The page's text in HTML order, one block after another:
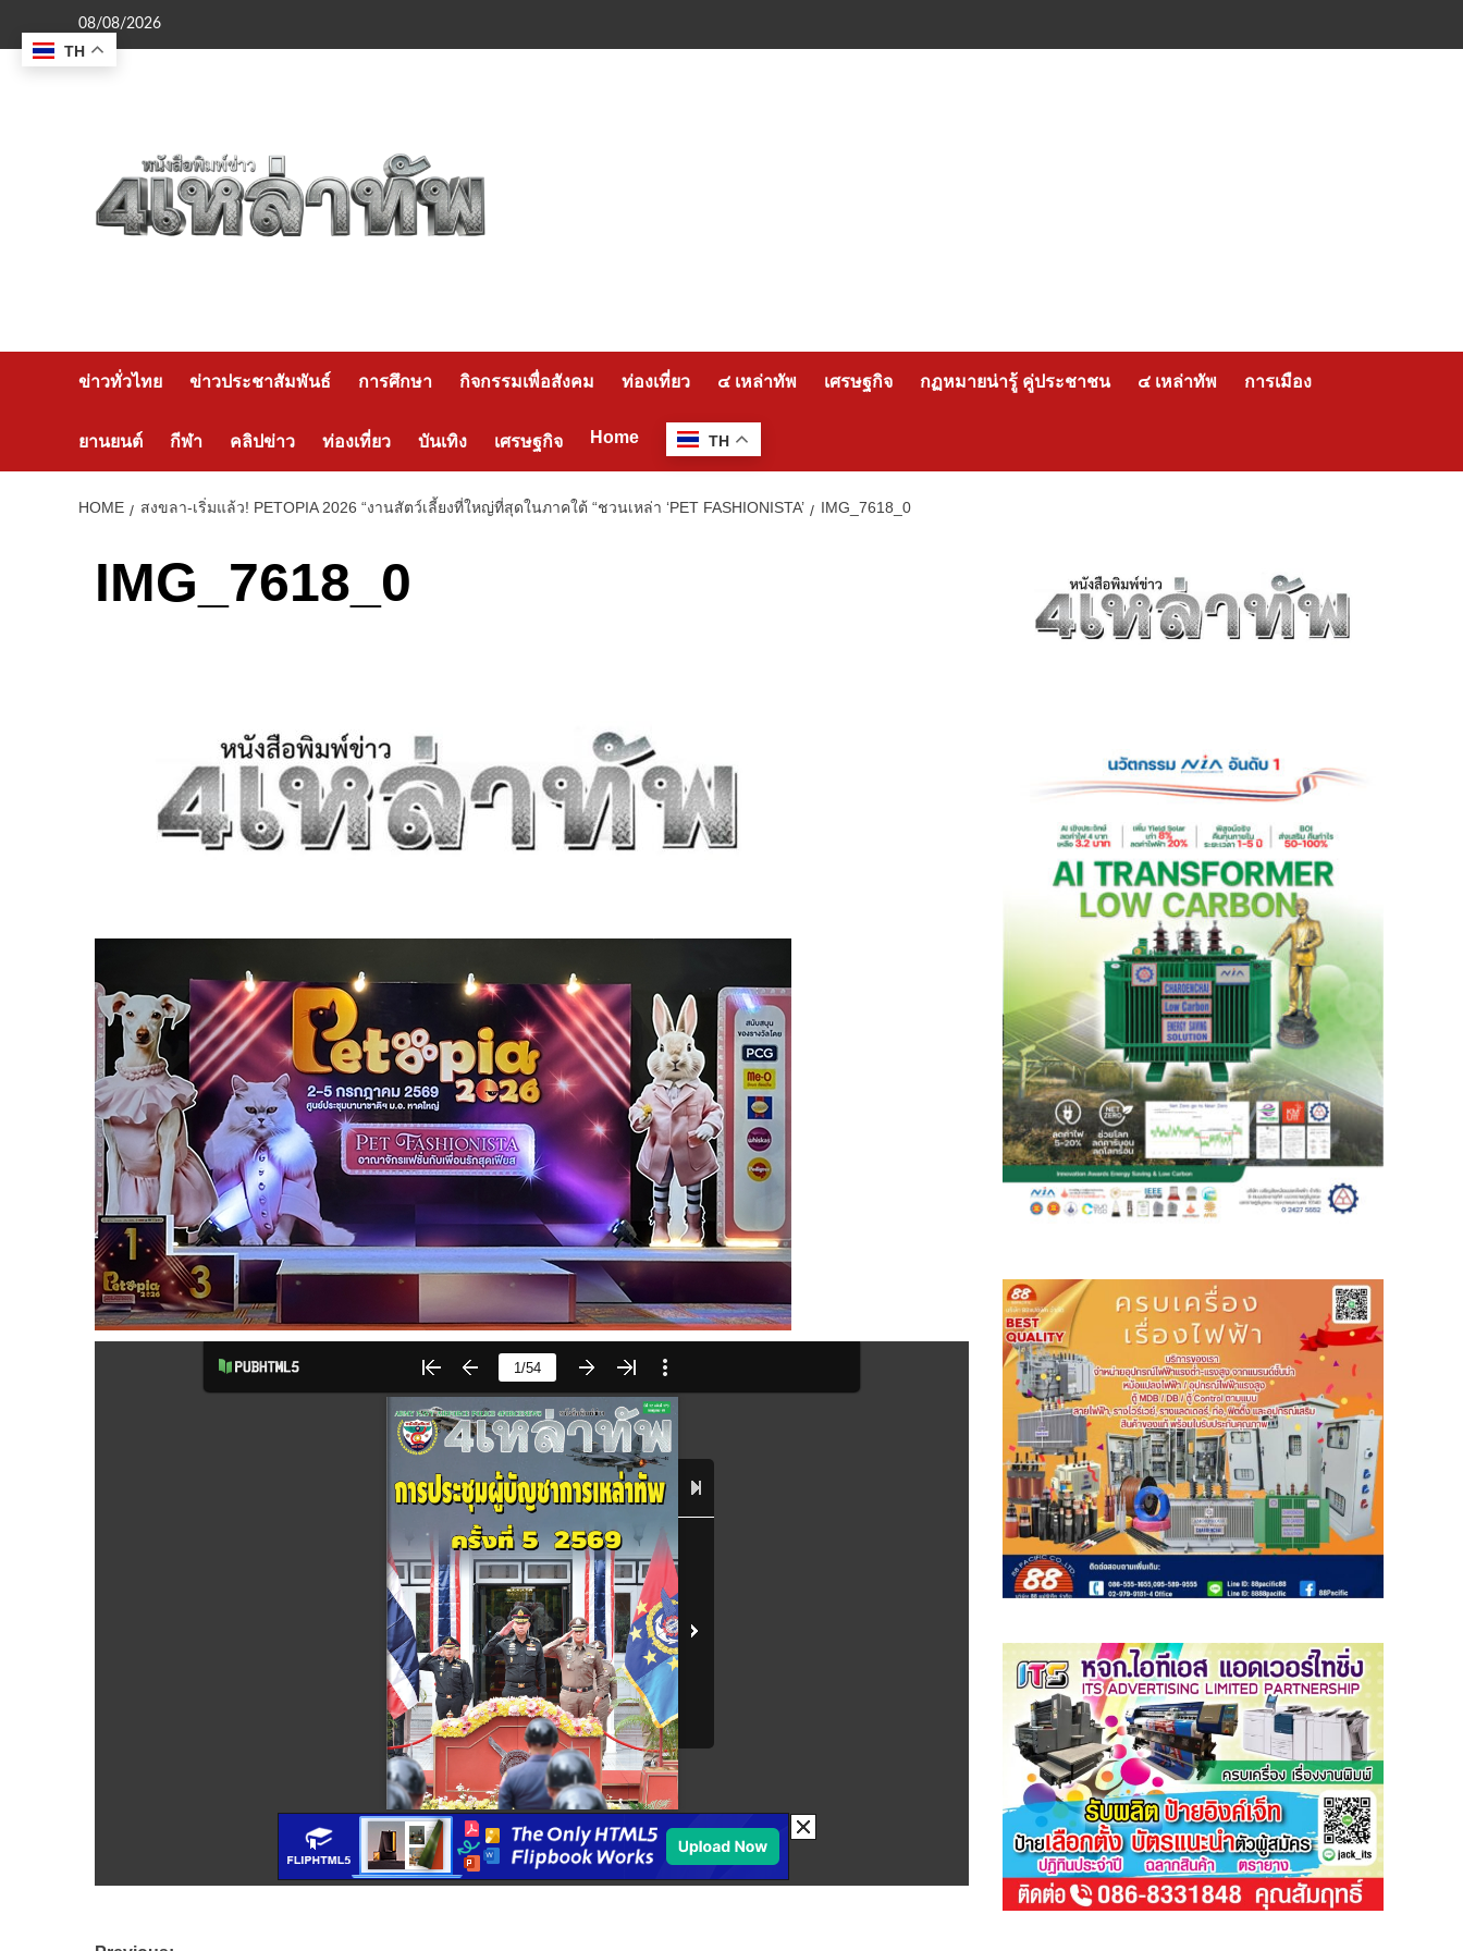
content
08/08/2026
ข่าวทั่วไทย ข่าวประชาสัมพันธ์ การศึกษา กิจกรรมเพื่อสังคม ท่องเที่ยว ๔ เหล่าทัพ เศรษฐกิจ กฏหมายน่ารู้ คู่ประชาชน ๔ เหล่าทัพ การเมือง
ยานยนต์ กีฬา คลิปข่าว ท่องเที่ยว บันเทิง เศรษฐกิจ Home TH
HOME สงขลา-เริ่มแล้ว! PETOPIA 2026 “งานสัตว์เลี้ยงที่ใหญ่ที่สุดในภาคใต้ “ชวนเหล่า ‘PET FASHIONISTA’ IMG_7618_0
IMG_7618_0
TH